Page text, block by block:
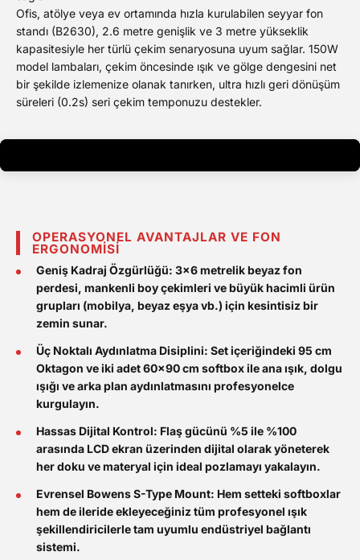
Ofis, atölye veya ev ortamında hızla kurulabilen seyyar fon
standı (B2630), 2.6 metre genişlik ve 3 metre yükseklik
kapasitesiyle her türlü çekim senaryosuna uyum sağlar. 150W
model lambaları, çekim öncesinde ışık ve gölge dengesini net
bir şekilde izlemenize olanak tanırken, ultra hızlı geri dönüşüm
süreleri (0.2s) seri çekim temponuzu destekler.
OPERASYONEL AVANTAJLAR VE FON
ERGONOMİSİ
Geniş Kadraj Özgürlüğü: 3x6 metrelik beyaz fon
perdesi, mankenli boy çekimleri ve büyük hacimli ürün
grupları (mobilya, beyaz eşya vb.) için kesintisiz bir
zemin sunar.
Üç Noktalı Aydınlatma Disiplini: Set içeriğindeki 95 cm
Oktagon ve iki adet 60x90 cm softbox ile ana ışık, dolgu
ışığı ve arka plan aydınlatmasını profesyonelce
kurgulayın.
Hassas Dijital Kontrol: Flaş gücünü %5 ile %100
arasında LCD ekran üzerinden dijital olarak yöneterek
her doku ve materyal için ideal pozlamayı yakalayın.
Evrensel Bowens S-Type Mount: Hem setteki softboxlar
hem de ileride ekleyeceğiniz tüm profesyonel ışık
şekillendiricilerle tam uyumlu endüstriyel bağlantı
sistemi.